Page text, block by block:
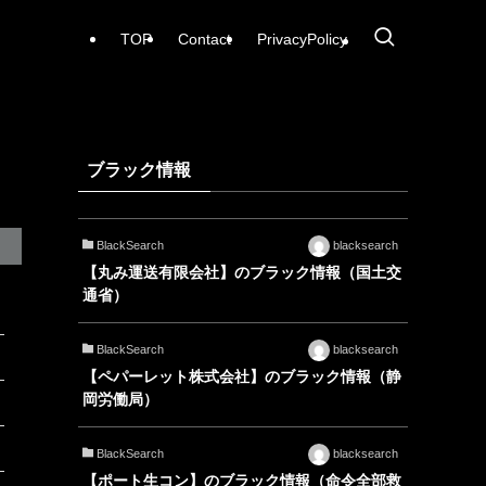
TOP Contact PrivacyPolicy
ブラック情報
BlackSearch blacksearch
【丸み運送有限会社】のブラック情報（国土交
通省）
BlackSearch blacksearch
【ペパーレット株式会社】のブラック情報（静
岡労働局）
BlackSearch blacksearch
【ポート生コン】のブラック情報（命令全部救